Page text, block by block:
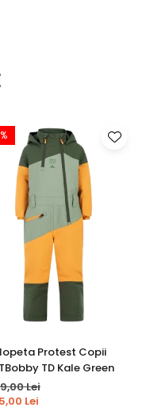
Protest Copii
TD Kale Green
Lei
Lei